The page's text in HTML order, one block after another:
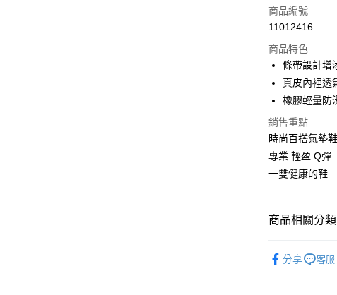
信用卡一次付款
Apple Pay
街口支付
Google Pay
每筆NT$100
商品編號
11012416
商品特色
條帶設計增
真皮內裡透
橡膠輕量防
銷售重點
時尚百搭氣墊鞋
專業 輕盈 Q彈
一雙健康的鞋
商品相關分
分享 客服